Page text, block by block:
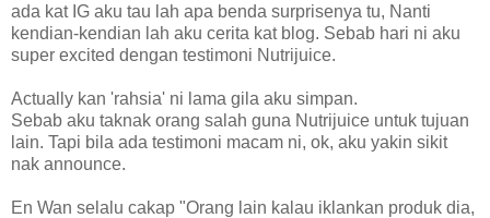
ada kat IG aku tau lah apa benda surprisenya tu, Nanti
kendian-kendian lah aku cerita kat blog. Sebab hari ni aku
super excited dengan testimoni Nutrijuice.
Actually kan 'rahsia' ni lama gila aku simpan.
Sebab aku taknak orang salah guna Nutrijuice untuk tujuan
lain. Tapi bila ada testimoni macam ni, ok, aku yakin sikit
nak announce.
En Wan selalu cakap "Orang lain kalau iklankan produk dia,